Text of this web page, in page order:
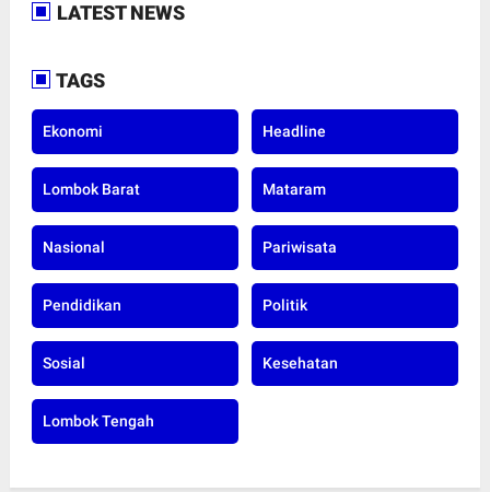
LATEST NEWS
TAGS
Ekonomi Headline
Lombok Barat Mataram
Nasional Pariwisata
Pendidikan Politik
Sosial Kesehatan
Lombok Tengah